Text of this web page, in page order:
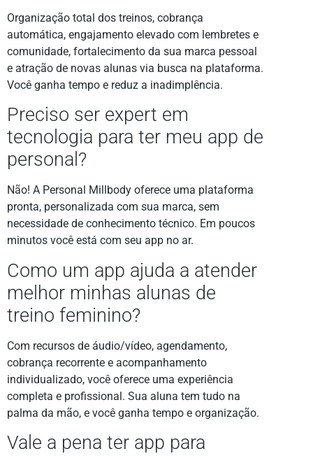
Organização total dos treinos, cobrança
automática, engajamento elevado com lembretes e
comunidade, fortalecimento da sua marca pessoal
e atração de novas alunas via busca na plataforma.
Você ganha tempo e reduz a inadimplência.
Preciso ser expert em
tecnologia para ter meu app de
personal?
Não! A Personal Millbody oferece uma plataforma
pronta, personalizada com sua marca, sem
necessidade de conhecimento técnico. Em poucos
minutos você está com seu app no ar.
Como um app ajuda a atender
melhor minhas alunas de
treino feminino?
Com recursos de áudio/vídeo, agendamento,
cobrança recorrente e acompanhamento
individualizado, você oferece uma experiência
completa e profissional. Sua aluna tem tudo na
palma da mão, e você ganha tempo e organização.
Vale a pena ter app para